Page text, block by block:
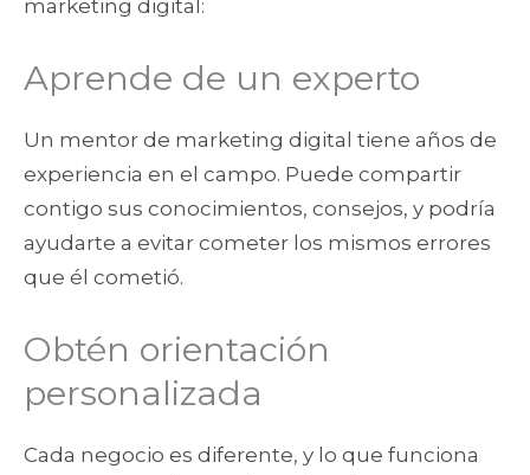
marketing digital:
Aprende de un experto
Un mentor de marketing digital tiene años de
experiencia en el campo. Puede compartir
contigo sus conocimientos, consejos, y podría
ayudarte a evitar cometer los mismos errores
que él cometió.
Obtén orientación
personalizada
Cada negocio es diferente, y lo que funciona